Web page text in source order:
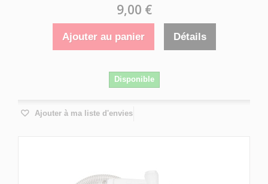
9,00 €
Ajouter au panier Détails
Disponible
Ajouter à ma liste d'envies